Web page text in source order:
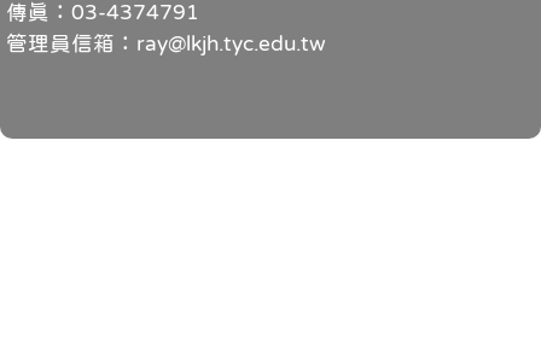
傳真：03-4374791
管理員信箱：ray@lkjh.tyc.edu.tw